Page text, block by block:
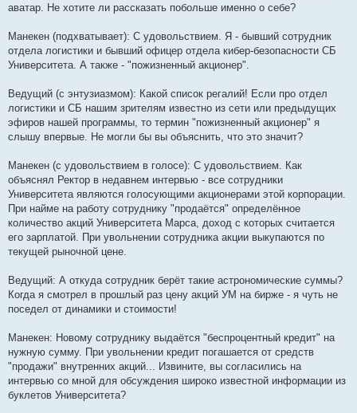
аватар. Не хотите ли рассказать побольше именно о себе?
Манекен (подхватывает): С удовольствием. Я - бывший сотрудник
отдела логистики и бывший офицер отдела кибер-безопасности СБ
Университета. А также - "пожизненный акционер".
Ведущий (с энтузиазмом): Какой список регалий! Если про отдел
логистики и СБ нашим зрителям известно из сети или предыдущих
эфиров нашей программы, то термин "пожизненный акционер" я
слышу впервые. Не могли бы вы объяснить, что это значит?
Манекен (с удовольствием в голосе): С удовольствием. Как
объяснял Ректор в недавнем интервью - все сотрудники
Университета являются голосующими акционерами этой корпорации.
При найме на работу сотруднику "продаётся" определённое
количество акций Университета Марса, доход с которых считается
его зарплатой. При увольнении сотрудника акции выкупаются по
текущей рыночной цене.
Ведущий: А откуда сотрудник берёт такие астрономические суммы?
Когда я смотрел в прошлый раз цену акций УМ на бирже - я чуть не
поседел от динамики и стоимости!
Манекен: Новому сотруднику выдаётся "беспроцентный кредит" на
нужную сумму. При увольнении кредит погашается от средств
"продажи" внутренних акций... Извините, вы согласились на
интервью со мной для обсуждения широко известной информации из
буклетов Университета?